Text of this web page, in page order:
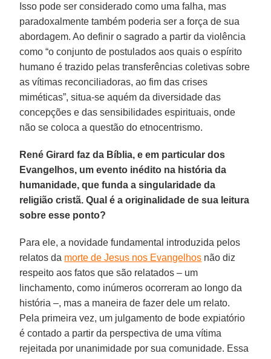
Isso pode ser considerado como uma falha, mas
paradoxalmente também poderia ser a força de sua
abordagem. Ao definir o sagrado a partir da violência
como “o conjunto de postulados aos quais o espírito
humano é trazido pelas transferências coletivas sobre
as vítimas reconciliadoras, ao fim das crises
miméticas”, situa-se aquém da diversidade das
concepções e das sensibilidades espirituais, onde
não se coloca a questão do etnocentrismo.
René Girard faz da Bíblia, e em particular dos
Evangelhos, um evento inédito na história da
humanidade, que funda a singularidade da
religião cristã. Qual é a originalidade de sua leitura
sobre esse ponto?
Para ele, a novidade fundamental introduzida pelos
relatos da morte de Jesus nos Evangelhos não diz
respeito aos fatos que são relatados – um
linchamento, como inúmeros ocorreram ao longo da
história –, mas a maneira de fazer dele um relato.
Pela primeira vez, um julgamento de bode expiatório
é contado a partir da perspectiva de uma vítima
rejeitada por unanimidade por sua comunidade. Essa